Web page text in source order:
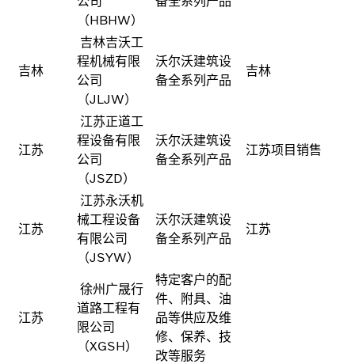
（HBHW）
吉林
吉林吉沃工
程机械有限
公司
（JLJW）
沃尔沃建筑设
备全系列产品
吉林
江苏
江苏正道工
程设备有限
公司
（JSZD）
沃尔沃建筑设
备全系列产品
江苏项目销售
江苏
江苏永沃机
械工程设备
有限公司
（JSYW）
沃尔沃建筑设
备全系列产品
江苏
江苏
徐州广晟行
道路工程有
限公司
（XGSH）
特定客户的配
件、附具、油
品等供应及维
修、保养、技
改等服务